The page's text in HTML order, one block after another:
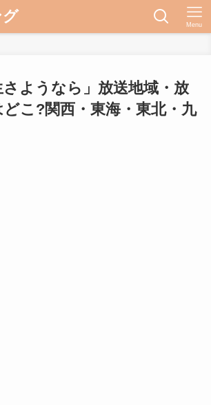
Menu
さようなら」放送地域・放
どこ?関西・東海・東北・九